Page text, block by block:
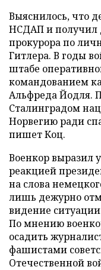
Выяснилось, что
НСДАП и получил
прокурора по
Гитлера. В годы
штабе
командованием
Альфреда Йодля.
Сталинградом
Норвегию ради
пишет Коц.
Военкор выразил
реакцией
на слова
лишь дежурно
видение
По мнению
осадить
фашистами
Отечественной